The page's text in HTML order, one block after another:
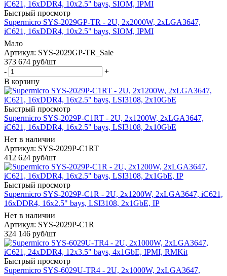
Быстрый просмотр
Supermicro SYS-2029GP-TR - 2U, 2x2000W, 2xLGA3647,
iC621, 16xDDR4, 10x2.5" bays, SIOM, IPMI
Мало
Артикул: SYS-2029GP-TR_Sale
373 674 руб/шт
-
+
В корзину
Быстрый просмотр
Supermicro SYS-2029P-C1RT - 2U, 2x1200W, 2xLGA3647,
iC621, 16xDDR4, 16x2.5" bays, LSI3108, 2x10GbE
Нет в наличии
Артикул: SYS-2029P-C1RT
412 624 руб/шт
Быстрый просмотр
Supermicro SYS-2029P-C1R - 2U, 2x1200W, 2xLGA3647, iC621,
16xDDR4, 16x2.5" bays, LSI3108, 2x1GbE, IP
Нет в наличии
Артикул: SYS-2029P-C1R
324 146 руб/шт
Быстрый просмотр
Supermicro SYS-6029U-TR4 - 2U, 2x1000W, 2xLGA3647,